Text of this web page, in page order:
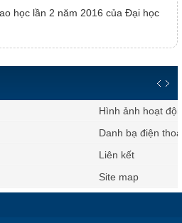
học lần 2 năm 2016 của Đại học
Hình ảnh hoạt động
Danh bạ điện thoại